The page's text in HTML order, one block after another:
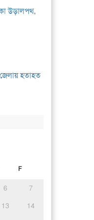
উড়ালপথ,
হতাহত
F
6
7
13
14